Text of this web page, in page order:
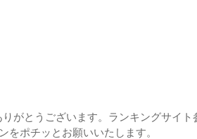
がとうございます。ランキングサイト
をポチッとお願いいたします。